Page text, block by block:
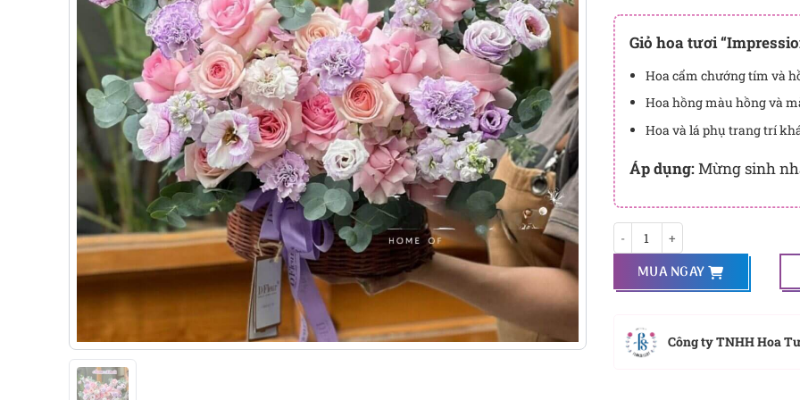
Đây là số PointSight ước
tương ứng với quyền lợi
PointSight có giá trị dùng
bạn.
Giỏ hoa tươi
Hoa cẩm chướng tím và
Hoa hồng màu hồng và
Hoa và lá phụ trang trí
Áp dụng:Mừng sinh
MUA NGAY
Công ty TNHH Hoa